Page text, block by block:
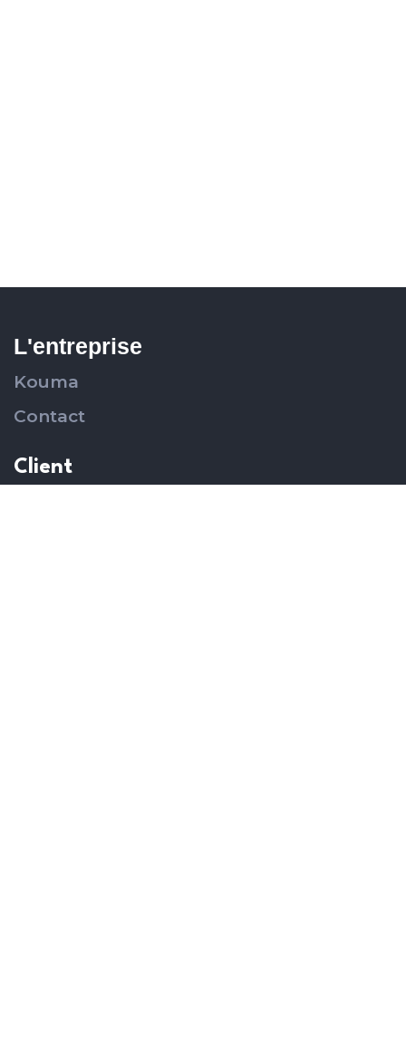
L'entreprise
Kouma
Contact
Client